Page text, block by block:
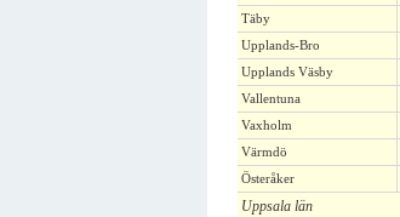
Täby
Upplands-Bro
Upplands Väsby
Vallentuna
Vaxholm
Värmdö
Österåker
Uppsala län